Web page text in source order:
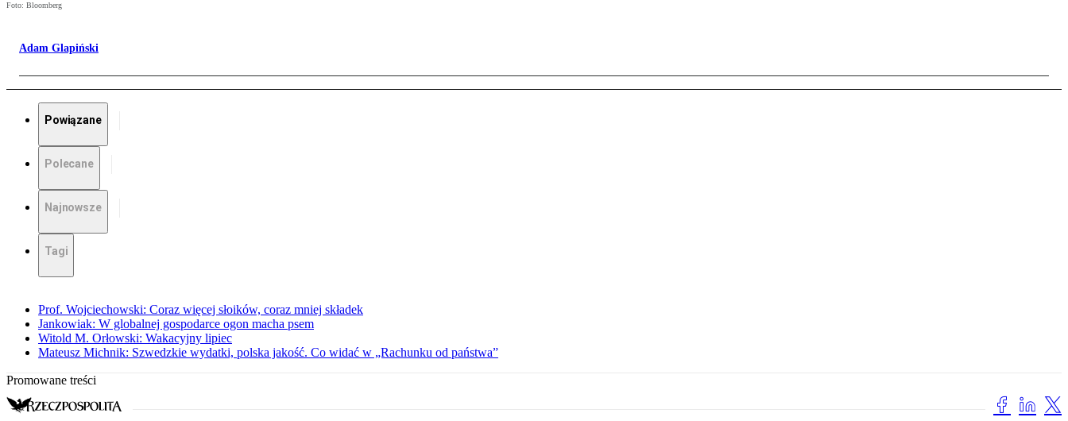
Foto: Bloomberg
Adam Glapiński
Powiązane
Polecane
Najnowsze
Tagi
Prof. Wojciechowski: Coraz więcej słoików, coraz mniej składek
Jankowiak: W globalnej gospodarce ogon macha psem
Witold M. Orłowski: Wakacyjny lipiec
Mateusz Michnik: Szwedzkie wydatki, polska jakość. Co widać w „Rachunku od państwa”
Promowane treści